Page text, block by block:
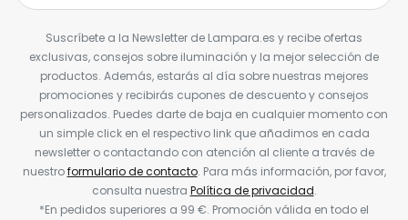
Suscríbete a la Newsletter de Lampara.es y recibe ofertas
exclusivas, consejos sobre iluminación y la mejor selección de
productos. Además, estarás al día sobre nuestras mejores
promociones y recibirás cupones de descuento y consejos
personalizados. Puedes darte de baja en cualquier momento con
un simple click en el respectivo link que añadimos en cada
newsletter o contactando con atención al cliente a través de
nuestroformulario de contacto. Para más información, por favor,
consulta nuestra Política de privacidad.
*En pedidos superiores a 99 €. Promoción válida en todo el